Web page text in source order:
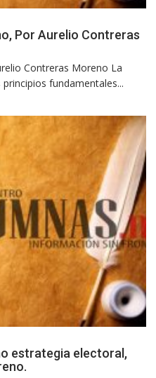
Por Aurelio Contreras
Contreras Moreno La
fundamentales...
estrategia electoral,